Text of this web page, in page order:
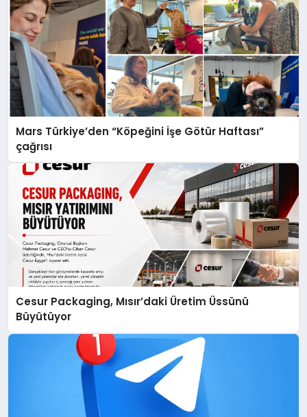
Mars Türkiye’den “Köpeğini İşe Götür Haftası”
çağrısı
Cesur Packaging, Mısır’daki Üretim Üssünü
Büyütüyor